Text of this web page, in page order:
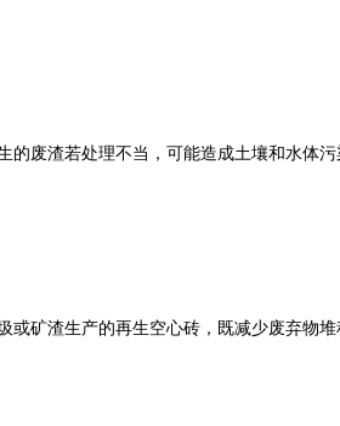
废渣若处理不当，可能造成土壤和水体污
矿渣生产的再生空心砖，既减少废弃物堆